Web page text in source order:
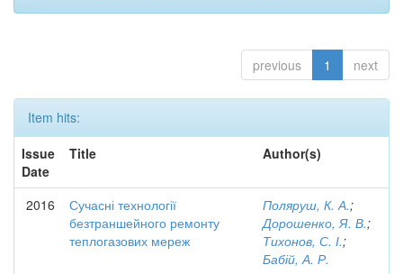
previous 1 next
Item hits:
Issue
Date
Title Author(s)
2016
Сучасні технології
безтраншейного ремонту
теплогазових мереж
Поляруш, К. А.;
Дорошенко, Я. В.;
Тихонов, С. І.;
Бабій, А. Р.